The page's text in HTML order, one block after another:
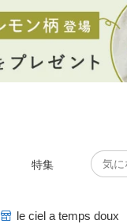
特集
le ciel a temps doux